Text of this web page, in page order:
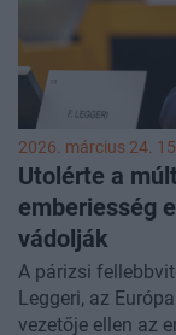
2026. március 24.
Utolérte a
emberiesség
vádolják
A párizsi
Leggeri, az
vezetője ellen az